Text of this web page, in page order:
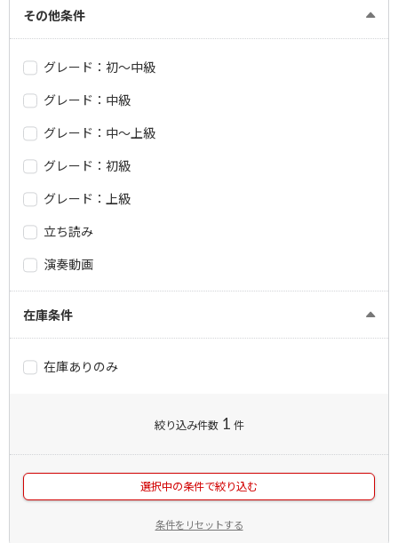
その他条件
グレード：初～中級
グレード：中級
グレード：中～上級
グレード：初級
グレード：上級
立ち読み
演奏動画
在庫条件
在庫ありのみ
絞り込み件数 1 件
選択中の条件で絞り込む
条件をリセットする